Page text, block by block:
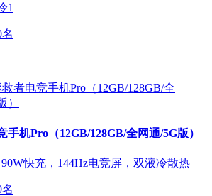
1
名
手机Pro（12GB/128GB/全网通/5G版）
90W快充，144Hz电竞屏，双液冷散热
名